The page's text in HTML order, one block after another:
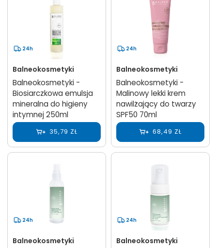
24h
Balneokosmetyki
Balneokosmetyki -
Biosiarczkowa emulsja
mineralna do higieny
intymnej 250ml
35,79 ZŁ
24h
Balneokosmetyki
Balneokosmetyki -
Malinowy lekki krem
nawilżający do twarzy
SPF50 70ml
68,49 ZŁ
24h
Balneokosmetyki
24h
Balneokosmetyki